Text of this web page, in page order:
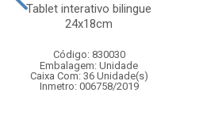
Tablet interativo bilingue
24x18cm
Código: 830030
Embalagem: Unidade
Caixa Com: 36 Unidade(s)
Inmetro: 006758/2019